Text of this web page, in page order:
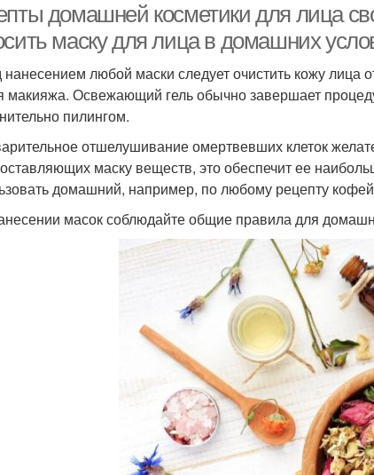
домашней косметики для лица
маску для лица в домашних
любой маски следует очистить кожу лица
макияжа. Освежающий гель обычно завершает
пилингом.
отшелушивание омертвевших клеток
маску веществ, это обеспечит ее
домашний, например, по любому рецепту
масок соблюдайте общие правила для